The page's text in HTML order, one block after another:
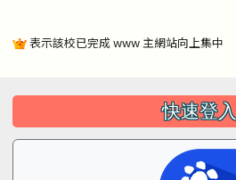
表示該校已完成 www 主網站向上集中
左邊區域內容 快速登入